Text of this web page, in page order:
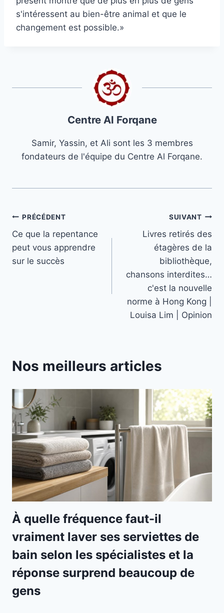
s'intéressent au bien-être animal et que le
changement est possible.»
Centre Al Forqane
Samir, Yassin, et Ali sont les 3 membres
fondateurs de l'équipe du Centre Al Forqane.
Navigation
de
l’article
PRÉCÉDENT
Ce que la repentance
peut vous apprendre
sur le succès
SUIVANT
Livres retirés des
étagères de la
bibliothèque,
chansons interdites…
c'est la nouvelle
norme à Hong Kong |
Louisa Lim | Opinion
Nos meilleurs articles
À quelle fréquence faut-il
vraiment laver ses serviettes de
bain selon les spécialistes et la
réponse surprend beaucoup de
gens